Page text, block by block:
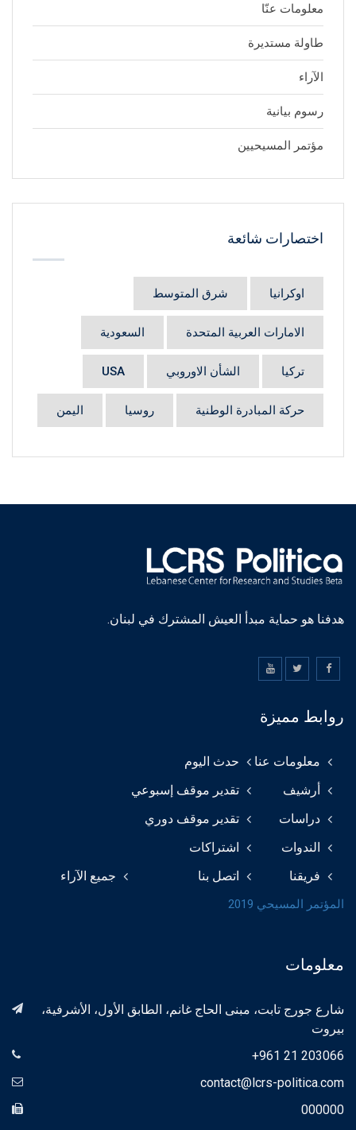
معلومات عنّا
طاولة مستديرة
الآراء
رسوم بيانية
مؤتمر المسيحيين
اختصارات شائعة
اوكرانيا شرق المتوسط
الامارات العربية المتحدة السعودية
تركيا الشأن الاوروبي USA
حركة المبادرة الوطنية روسيا اليمن
هدفنا هو حماية مبدأ العيش المشترك في لبنان.
روابط مميزة
معلومات عنا
أرشيف
دراسات
الندوات
فريقنا
حدث اليوم
تقدير موقف إسبوعي
تقدير موقف دوري
اشتراكات
اتصل بنا
جميع الآراء
المؤتمر المسيحي 2019
معلومات
شارع جورج تابت، مبنى الحاج غانم، الطابق الأول، الأشرفية،
بيروت
+961 21 203066
contact@lcrs-politica.com
000000